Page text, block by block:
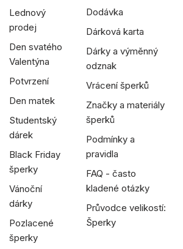
Lednový
prodej
Den svatého
Valentýna
Potvrzení
Den matek
Studentský
dárek
Black Friday
šperky
Vánoční
dárky
Pozlacené
šperky
Dodávka
Dárková karta
Dárky a výměnný
odznak
Vrácení šperků
Značky a materiály
šperků
Podmínky a
pravidla
FAQ - často
kladené otázky
Průvodce velikostí:
Šperky